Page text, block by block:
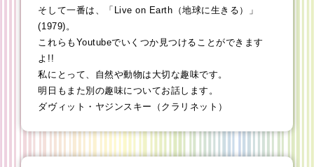
そして一番は、「Live on Earth（地球に生きる）」
(1979)。
これらもYoutubeでいくつか見つけることができます
よ!!
私にとって、自然や動物は大切な趣味です。
明日もまた別の趣味についてお話します。
ダヴィット・ヤジンスキー（クラリネット）